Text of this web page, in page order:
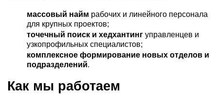
массовый найм рабочих и линейного персонала
для крупных проектов;
точечный поиск и хедхантинг управленцев и
узкопрофильных специалистов;
комплексное формирование новых отделов и
подразделений.
Как мы работаем